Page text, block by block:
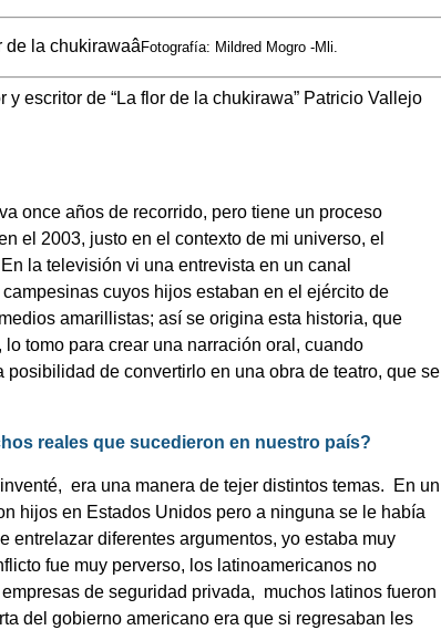
Fotografía: Mildred Mogro -Mli.
escritor de “La flor de la chukirawa” Patricio Vallejo
once años de recorrido, pero tiene un proceso
el 2003, justo en el contexto de mi universo, el
la televisión vi una entrevista en un canal
cuyos hijos estaban en el ejército de
amarillistas; así se origina esta historia, que
tomo para crear una narración oral, cuando
de convertirlo en una obra de teatro, que se
reales que sucedieron en nuestro país?
era una manera de tejer distintos temas.
En un
hijos en Estados Unidos pero a ninguna se le había
entrelazar diferentes argumentos, yo estaba muy
fue muy perverso, los latinoamericanos no
de seguridad privada, muchos latinos fueron
del gobierno americano era que si regresaban les